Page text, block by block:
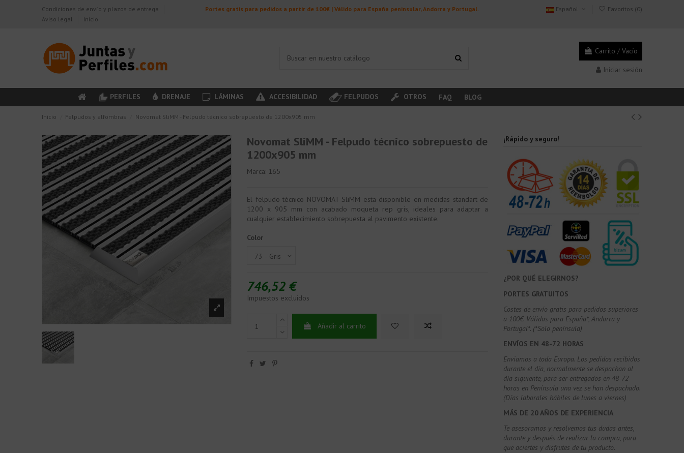
Condiciones de envío y plazos de entrega
Aviso legal
Inicio
Portes gratis para pedidos a partir de 100€ | Válido para España peninsular, Andorra y Portugal. Español Favoritos (0)
Carrito / Vacío
Iniciar sesión
PERFILES DRENAJE LÁMINAS ACCESIBILIDAD FELPUDOS OTROS FAQ BLOG
Inicio Felpudos y alfombras Novomat SliMM - Felpudo técnico sobrepuesto de 1200x905 mm
Novomat SliMM - Felpudo técnico sobrepuesto de
1200x905 mm
Marca: 165
El felpudo técnico NOVOMAT SliMM esta disponible en medidas standart de
1200 x 905 mm con acabado moqueta rep gris, ideales para adaptar a
cualquier establecimiento sobrepuesta al pavimento existente.
Color
746,52 €
Impuestos excluidos
Añadir al carrito
¡Rápido y seguro!
¿POR QUÉ ELEGIRNOS?
PORTES GRATUITOS
Costes de envío gratis para pedidos superiores
a 100€. Válidos para España*, Andorra y
Portugal*. (*Solo península)
ENVÍOS EN 48-72 HORAS
Enviamos a toda Europa. Los pedidos recibidos
durante el día, normalmente se despachan al
día siguiente, para ser entregados en 48-72
horas en Península una vez se han despachado.
(Días laborales hábiles de lunes a viernes)
MÁS DE 20 AÑOS DE EXPERIENCIA
Te asesoramos y resolvemos tus dudas antes,
durante y después de realizar la compra, para
que aciertes y disfrutes de tu producto.